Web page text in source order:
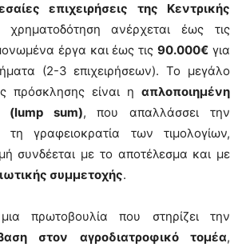
επιχειρήσεις της Κεντρικής
ανέρχεται έως τις
έργα και έως τις90.000€ για
(2-3 επιχειρήσεων). Το μεγάλο
πρόσκλησης είναι η απλοποιημένη
(lump sum), που απαλλάσσει την
τη γραφειοκρατία των τιμολογίων,
συνδέεται με το αποτέλεσμα και με
συμμετοχής.
πρωτοβουλία που στηρίζει την
στον αγροδιατροφικό τομέα,